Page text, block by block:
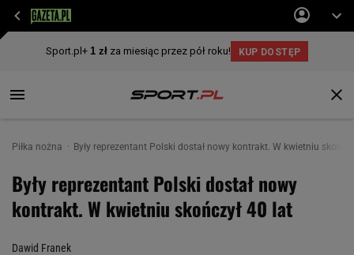
Piłka nożna Były reprezentant Polski dostał nowy kontrakt. W kwietniu
Były reprezentant Polski dostał nowy
kontrakt. W kwietniu skończył 40 lat
Dawid Franek